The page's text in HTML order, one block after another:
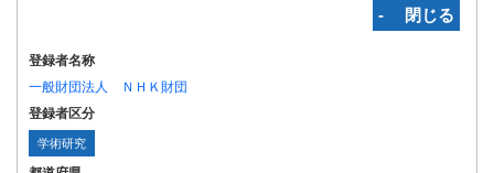
‐ 閉じる
登録者名称
一般財団法人 ＮＨＫ財団
登録者区分
学術研究